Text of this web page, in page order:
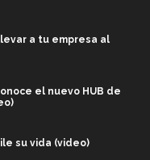
a tu empresa al
el nuevo HUB de
su vida (video)